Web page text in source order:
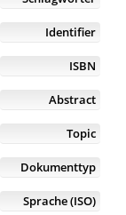
Identifier
ISBN
Abstract
Topic
Dokumenttyp
Sprache (ISO)